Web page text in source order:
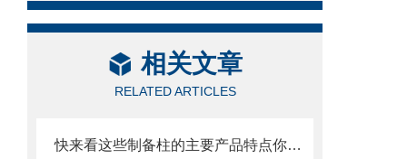
相关文章
RELATED ARTICLES
快来看这些制备柱的主要产品特点你知道多少